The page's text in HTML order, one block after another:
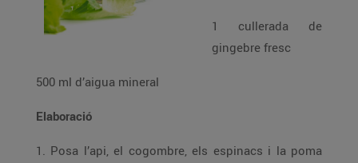
1 cullerada de
gingebre fresc
500 ml d’aigua mineral
Elaboració
1. Posa l’api, el cogombre, els espinacs i la poma